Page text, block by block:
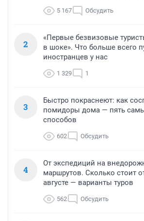
5 167 Обсудить
2
«Первые безвизовые
в шоке». Что больше всего
иностранцев у нас
1 329 1
3
Быстро покраснеют: как
помидоры дома — пять
способов
602 Обсудить
4
От экспедиций на
маршрутов. Сколько стоит
августе — варианты туров
562 Обсудить